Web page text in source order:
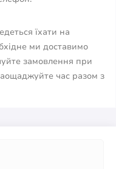
їхати на
ми доставимо
замовлення при
час разом з